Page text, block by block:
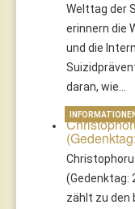
Welttag der
erinnern die
und die
daran, wie…
(Gedenktag:
zählt zu den